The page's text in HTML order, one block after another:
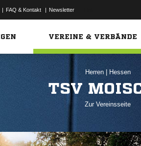
| FAQ & Kontakt | Newsletter
VEREINE & VERBÄNDE
Herren Hessen
TSV
Zur Vereinsseite